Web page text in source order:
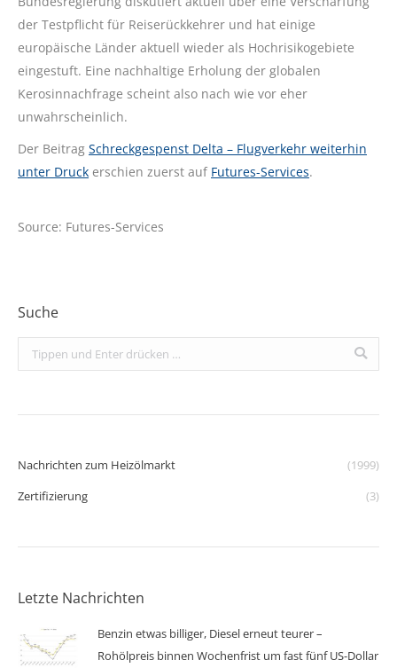
der Testpflicht für Reiserückkehrer und hat einige
europäische Länder aktuell wieder als Hochrisikogebiete
eingestuft. Eine nachhaltige Erholung der globalen
Kerosinnachfrage scheint also nach wie vor eher
unwahrscheinlich.
Der Beitrag Schreckgespenst Delta – Flugverkehr weiterhin
unter Druck erschien zuerst auf Futures-Services.
Source: Futures-Services
Suche
Search:
Nachrichten zum Heizölmarkt
(1999)
Zertifizierung
(3)
Letzte Nachrichten
Benzin etwas billiger, Diesel erneut teurer –
Rohölpreis binnen Wochenfrist um fast fünf US-Dollar